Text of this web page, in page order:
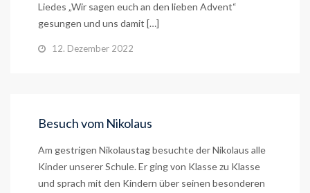
Liedes „Wir sagen euch an den lieben Advent“
gesungen und uns damit […]
12. Dezember 2022
Besuch vom Nikolaus
Am gestrigen Nikolaustag besuchte der Nikolaus alle
Kinder unserer Schule. Er ging von Klasse zu Klasse
und sprach mit den Kindern über seinen besonderen